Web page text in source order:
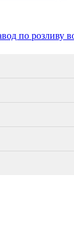
по розливу